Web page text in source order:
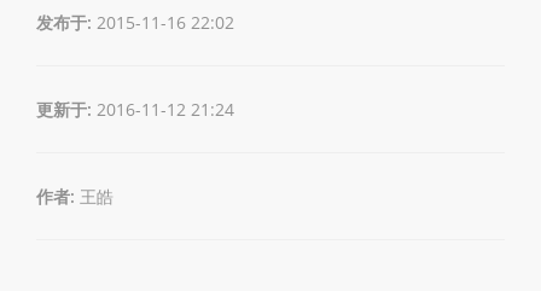
发布于: 2015-11-16 22:02
更新于: 2016-11-12 21:24
作者: 王皓